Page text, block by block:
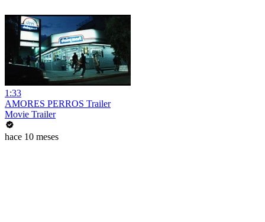
1:33
AMORES PERROS Trailer
Movie Trailer
hace 10 meses